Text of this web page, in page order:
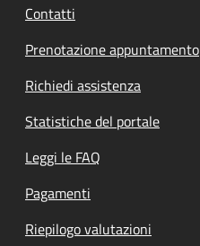
Contatti
Prenotazione appuntamento
Richiedi assistenza
Statistiche del portale
Leggi le FAQ
Pagamenti
Riepilogo valutazioni